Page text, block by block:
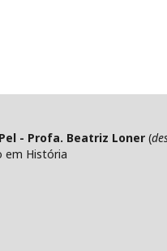
- Profa. Beatriz Loner (
em História